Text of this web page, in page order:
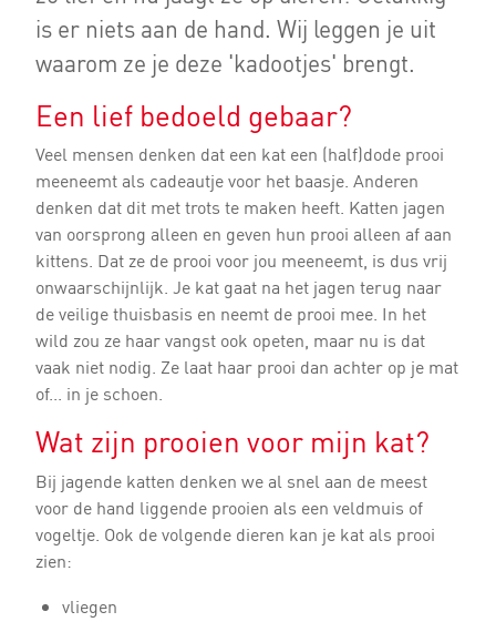
is er niets aan de hand. Wij leggen je uit
waarom ze je deze 'kadootjes' brengt.
Een lief bedoeld gebaar?
Veel mensen denken dat een kat een (half)dode prooi
meeneemt als cadeautje voor het baasje. Anderen
denken dat dit met trots te maken heeft. Katten jagen
van oorsprong alleen en geven hun prooi alleen af aan
kittens. Dat ze de prooi voor jou meeneemt, is dus vrij
onwaarschijnlijk. Je kat gaat na het jagen terug naar
de veilige thuisbasis en neemt de prooi mee. In het
wild zou ze haar vangst ook opeten, maar nu is dat
vaak niet nodig. Ze laat haar prooi dan achter op je mat
of... in je schoen.
Wat zijn prooien voor mijn kat?
Bij jagende katten denken we al snel aan de meest
voor de hand liggende prooien als een veldmuis of
vogeltje. Ook de volgende dieren kan je kat als prooi
zien:
vliegen